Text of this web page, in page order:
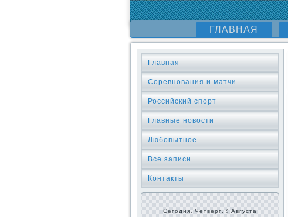
ГЛАВНАЯ
Главная
Соревнования и матчи
Российский спорт
Главные новости
Любопытное
Все записи
Контакты
Сегодня: Четверг, 6 Августа